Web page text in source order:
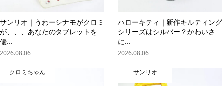
サンリオ｜うわーシナモがクロミ
が、、、あなたのタブレットを
優...
2026.08.06
ハローキティ｜新作キルティング
シリーズはシルバー？かわいさ
に...
2026.08.06
クロミちゃん サンリオ